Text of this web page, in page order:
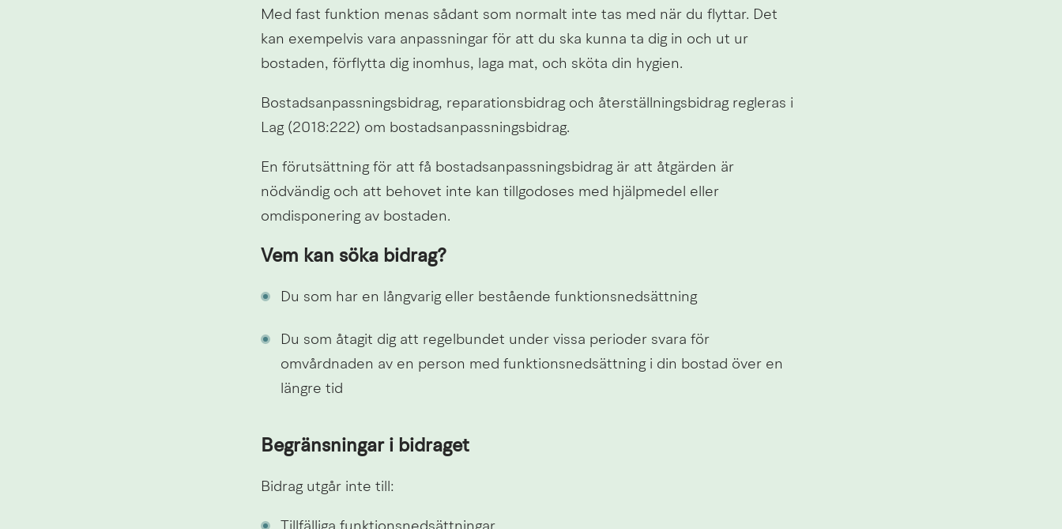
Med fast funktion menas sådant som normalt inte tas med när du flyttar. Det
kan exempelvis vara anpassningar för att du ska kunna ta dig in och ut ur
bostaden, förflytta dig inomhus, laga mat, och sköta din hygien.
Bostadsanpassningsbidrag, reparationsbidrag och återställningsbidrag regleras i
Lag (2018:222) om bostadsanpassningsbidrag.
En förutsättning för att få bostadsanpassningsbidrag är att åtgärden är
nödvändig och att behovet inte kan tillgodoses med hjälpmedel eller
omdisponering av bostaden.
Vem kan söka bidrag?
Du som har en långvarig eller bestående funktionsnedsättning
Du som åtagit dig att regelbundet under vissa perioder svara för
omvårdnaden av en person med funktionsnedsättning i din bostad över en
längre tid
Begränsningar i bidraget
Bidrag utgår inte till: